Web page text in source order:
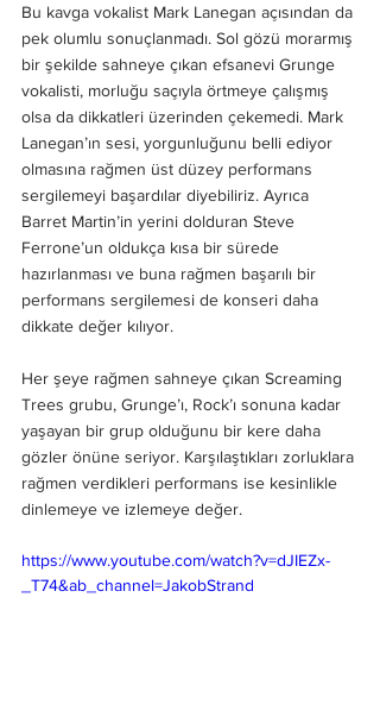
Bu kavga vokalist Mark Lanegan açısından da
pek olumlu sonuçlanmadı. Sol gözü morarmış
bir şekilde sahneye çıkan efsanevi Grunge
vokalisti, morluğu saçıyla örtmeye çalışmış
olsa da dikkatleri üzerinden çekemedi. Mark
Lanegan’ın sesi, yorgunluğunu belli ediyor
olmasına rağmen üst düzey performans
sergilemeyi başardılar diyebiliriz. Ayrıca
Barret Martin’in yerini dolduran Steve
Ferrone’un oldukça kısa bir sürede
hazırlanması ve buna rağmen başarılı bir
performans sergilemesi de konseri daha
dikkate değer kılıyor.
Her şeye rağmen sahneye çıkan Screaming
Trees grubu, Grunge’ı, Rock’ı sonuna kadar
yaşayan bir grup olduğunu bir kere daha
gözler önüne seriyor. Karşılaştıkları zorluklara
rağmen verdikleri performans ise kesinlikle
dinlemeye ve izlemeye değer.
https://www.youtube.com/watch?v=dJIEZx-
_T74&ab_channel=JakobStrand